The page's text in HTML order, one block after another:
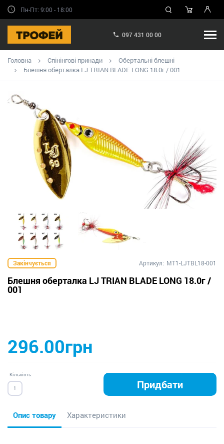
Пн-Пт: 9:00 - 18:00
097 431 00 00
Головна Спінінгові принади
Обертальні блешні
Блешня оберталка LJ TRIAN BLADE LONG 18.0г / 001
Закінчується Артикул: MT1-LJTBL18-001
Блешня оберталка LJ TRIAN BLADE LONG 18.0г /
001
296.00грн
Кількість:
Придбати
Опис товару Характеристики